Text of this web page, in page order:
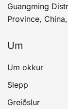
Guangming
Province,
Um
Um okkur
Slepp
Greiðslur